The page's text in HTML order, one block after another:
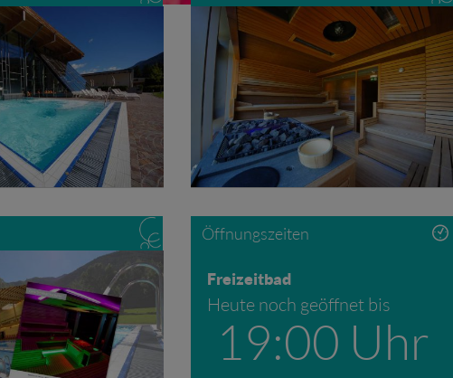
Öffnungszeiten
Freizeitbad
Heute noch geöffnet bis
19:00 Uhr